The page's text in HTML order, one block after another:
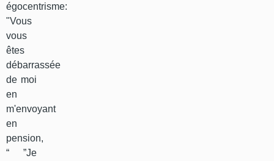
égocentrisme:
"Vous
vous
êtes
débarrassée
de moi
en
m'envoyant
en
pension,
“ ”Je